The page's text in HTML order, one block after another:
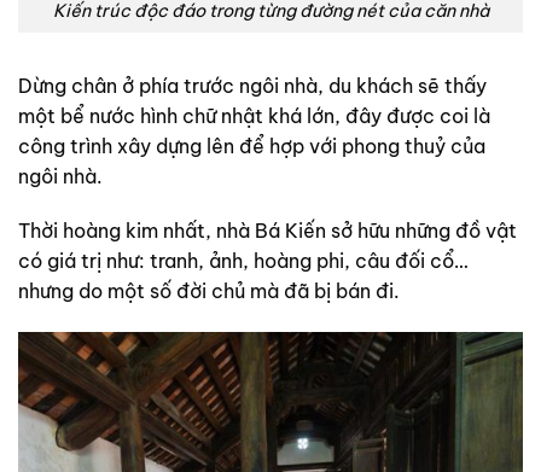
Kiến trúc độc đáo trong từng đường nét của căn nhà
Dừng chân ở phía trước ngôi nhà, du khách sẽ thấy
một bể nước hình chữ nhật khá lớn, đây được coi là
công trình xây dựng lên để hợp với phong thuỷ của
ngôi nhà.
Thời hoàng kim nhất, nhà Bá Kiến sở hữu những đồ vật
có giá trị như: tranh, ảnh, hoàng phi, câu đối cổ…
nhưng do một số đời chủ mà đã bị bán đi.